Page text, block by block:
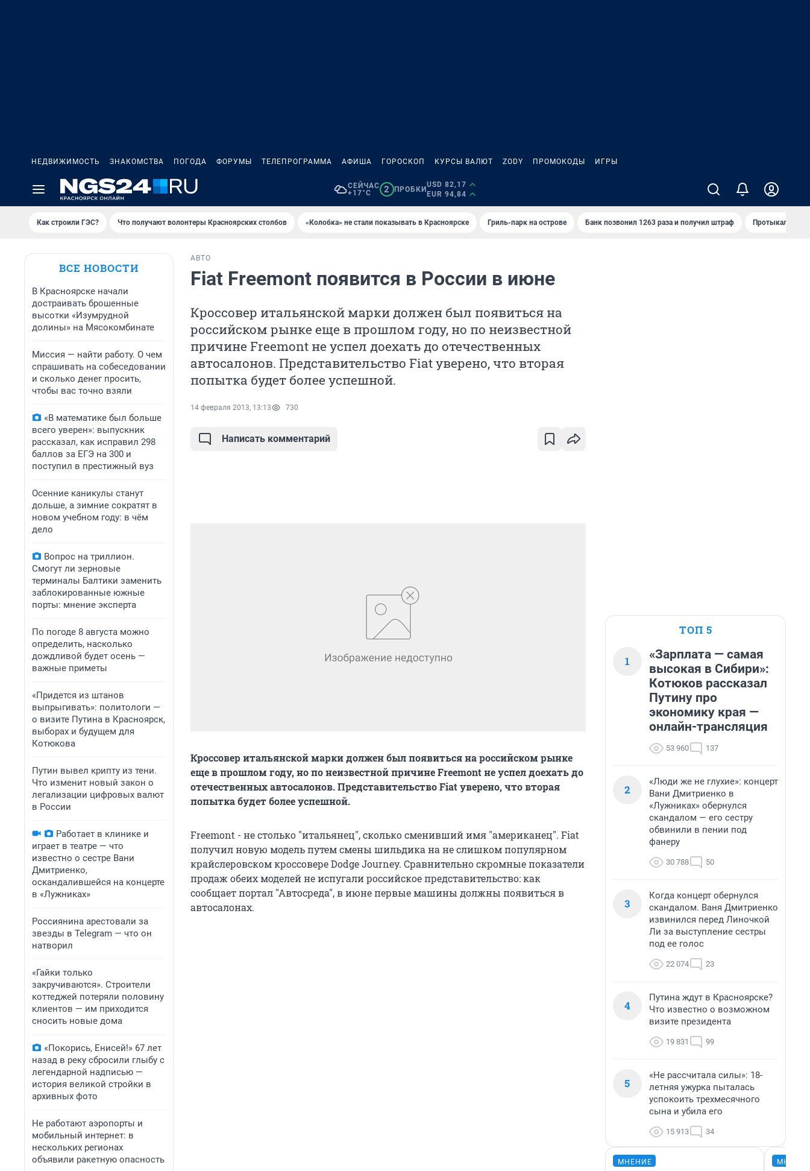
НЕДВИЖИМОСТЬ ЗНАКОМСТВА ПОГОДА ФОРУМЫ ТЕЛЕПРОГРАММА АФИША ГОРОСКОП КУРСЫ ВАЛЮТ ZODY ПРОМОКОДЫ ИГРЫ
СЕЙЧАС
+17°C
2 ПРОБКИ
USD 82,17
EUR 94,84
Как строили ГЭС? Что получают волонтеры Красноярских столбов «Колобка» не стали показывать в Красноярске Гриль-парк на острове Банк позвонил 1263 раза и получил штраф Протыкал
ВСЕ НОВОСТИ
В Красноярске начали
достраивать брошенные
высотки «Изумрудной
долины» на Мясокомбинате
Миссия — найти работу. О чем
спрашивать на собеседовании
и сколько денег просить,
чтобы вас точно взяли
«В математике был больше
всего уверен»: выпускник
рассказал, как исправил 298
баллов за ЕГЭ на 300 и
поступил в престижный вуз
Осенние каникулы станут
дольше, а зимние сократят в
новом учебном году: в чём
дело
Вопрос на триллион.
Смогут ли зерновые
терминалы Балтики заменить
заблокированные южные
порты: мнение эксперта
По погоде 8 августа можно
определить, насколько
дождливой будет осень —
важные приметы
«Придется из штанов
выпрыгивать»: политологи —
о визите Путина в Красноярск,
выборах и будущем для
Котюкова
Путин вывел крипту из тени.
Что изменит новый закон о
легализации цифровых валют
в России
Работает в клинике и
играет в театре — что
известно о сестре Вани
Дмитриенко,
оскандалившейся на концерте
в «Лужниках»
Россиянина арестовали за
звезды в Telegram — что он
натворил
«Гайки только
закручиваются». Строители
коттеджей потеряли половину
клиентов — им приходится
сносить новые дома
«Покорись, Енисей!» 67 лет
назад в реку сбросили глыбу с
легендарной надписью —
история великой стройки в
архивных фото
Не работают аэропорты и
мобильный интернет: в
нескольких регионах
объявили ракетную опасность
АВТО
Fiat Freemont появится в России в июне
Кроссовер итальянской марки должен был появиться на
российском рынке еще в прошлом году, но по неизвестной
причине Freemont не успел доехать до отечественных
автосалонов. Представительство Fiat уверено, что вторая
попытка будет более успешной.
14 февраля 2013, 13:13 730
Написать комментарий
Кроссовер итальянской марки должен был появиться на российском рынке
еще в прошлом году, но по неизвестной причине Freemont не успел доехать до
отечественных автосалонов. Представительство Fiat уверено, что вторая
попытка будет более успешной.
Freemont - не столько "итальянец", сколько сменивший имя "американец". Fiat
получил новую модель путем смены шильдика на не слишком популярном
крайслеровском кроссовере Dodge Journey. Сравнительно скромные показатели
продаж обеих моделей не испугали российское представительство: как
сообщает портал "Автосреда", в июне первые машины должны появиться в
автосалонах.
ТОП 5
1
«Зарплата — самая
высокая в Сибири»:
Котюков рассказал
Путину про
экономику края —
онлайн-трансляция
53 960 137
2
«Люди же не глухие»: концерт
Вани Дмитриенко в
«Лужниках» обернулся
скандалом — его сестру
обвинили в пении под
фанеру
30 788 50
3
Когда концерт обернулся
скандалом. Ваня Дмитриенко
извинился перед Линочкой
Ли за выступление сестры
под ее голос
22 074 23
4
Путина ждут в Красноярске?
Что известно о возможном
визите президента
19 831 99
5
«Не рассчитала силы»: 18-
летняя ужурка пыталась
успокоить трехмесячного
сына и убила его
15 913 34
МНЕНИЕ